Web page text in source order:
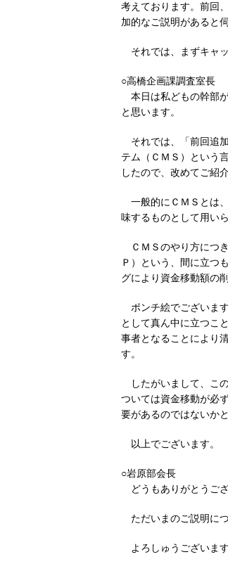
考えております。前回
加的なご説明があると
それでは、まずキャ
○高橋企画課調査室長
本日は私どもの幹部
と思います。
それでは、「前回追
テム（ＣＭＳ）という
したので、改めてご紹
一般的にＣＭＳとは
味するものとして用い
ＣＭＳのやり方につ
Ｐ）という、間に立つ
グにより資金移動額の
ポンチ絵でございま
として真ん中に立つこ
事者となることにより
す。
したがいまして、こ
ついては資金移動が必
要があるのではないか
以上でございます。
○岩原部会長
どうもありがとうご
ただいまのご説明に
よろしゅうございま